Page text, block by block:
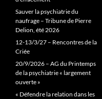
Sauver la psychiatrie du
naufrage – Tribune de Pierre
Delion, été 2026
12-13/3/27 – Rencontres de la
Criée
20/9/2026 – AG du Printemps
de la psychiatrie « largement
ouverte »
« Défendre la relation dans les